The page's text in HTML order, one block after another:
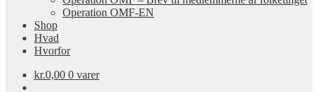
Operation OMF-EN
Shop
Hvad
Hvorfor
kr.0,00 0 varer